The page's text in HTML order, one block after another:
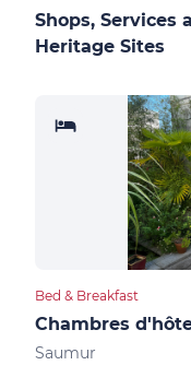
Shops, Services
Heritage Sites
Bed & Breakfast
Chambres
Saumur